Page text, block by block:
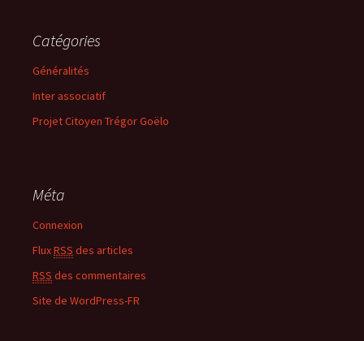
Catégories
Généralités
Inter associatif
Projet Citoyen Trégor Goëlo
Méta
Connexion
FluxRSS des articles
RSS des commentaires
Site de WordPress-FR